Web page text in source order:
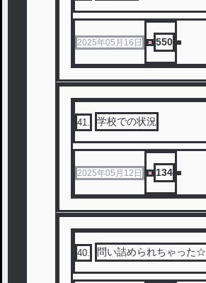
2025年05月16日 550
41. 学校での状況
2025年05月12日 134
40. 問い詰められちゃった☆